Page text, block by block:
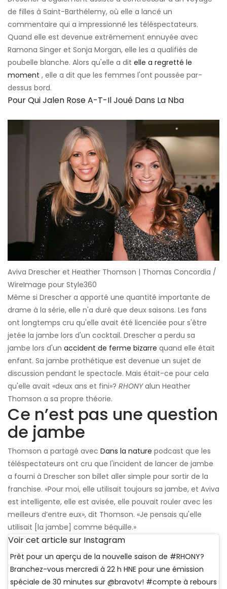
de filles à Saint-Barthélemy, où elle a lancé un
commentaire qui a impressionné les téléspectateurs.
Quand elle est devenue extrêmement ennuyée avec
Ramona Singer et Sonja Morgan, elle les a qualifiés de
poubelle blanche. Alors qu'elle a dit elle a regretté le
moment , elle a dit que les femmes l'ont poussée par-
dessus bord.
Pour Qui Jalen Rose A-T-Il Joué Dans La Nba
Aviva Drescher et Heather Thomson | Thomas Concordia /
WireImage pour Style360
Même si Drescher a apporté une quantité importante de
drame à la série, elle n'a duré que deux saisons. Les fans
ont longtemps cru qu'elle avait été licenciée pour s'être
jetée la jambe lors d'un cocktail. Drescher a perdu sa
jambe lors d'un accident de ferme bizarre quand elle était
enfant. Sa jambe prothétique est devenue un sujet de
discussion pendant le spectacle. Mais était-ce pour cela
qu'elle avait «deux ans et fini»? RHONYalun Heather
Thomson a sa propre théorie.
Ce n’est pas une question
de jambe
Thomson a partagé avec Dans la nature podcast que les
téléspectateurs ont cru que l'incident de lancer de jambe
a fourni à Drescher son billet aller simple pour sortir de la
franchise. «Pour moi, elle utilisait toujours sa jambe, et Aviva
est intelligente, elle est avisée, elle pouvait rouler avec les
meilleurs d’entre eux», dit Thomson. «Je pensais qu'elle
utilisait [la jambe] comme béquille.»
Voir cet article sur Instagram
Prêt pour un aperçu de la nouvelle saison de #RHONY?
Branchez-vous mercredi à 22 h HNE pour une émission
spéciale de 30 minutes sur @bravotv! #compte à rebours